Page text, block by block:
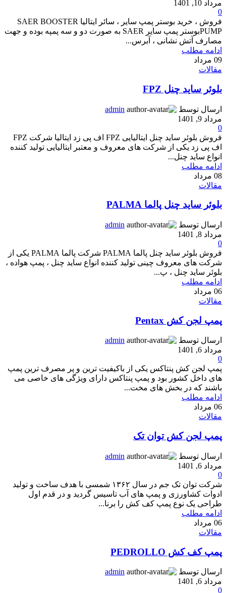
مرداد 10, 1401
0
فروش ، خرید بوستر پمپ سایر ، سائر ایتالیا SAER BOOSTER
PUMPبوستر پمپ سایر SAER به صورت دو و سه پمپه بوده و جهت
مصارف آتش نشانی ، آبرس...
ادامه مطلب
09 مرداد
مقالات
بلوئر ساید چنل FPZ
ارسال توسط
admin
مرداد 9, 1401
0
فروش بلوئر ساید چنل ایتالیایی FPZ اف پی زد ایتالیا شرکت FPZ
اف پی زد یکی از شرکت های معروف و معتبر ایتالیایی تولید کننده
انواع ساید چنل...
ادامه مطلب
08 مرداد
مقالات
بلوئر ساید چنل پالما PALMA
ارسال توسط
admin
مرداد 8, 1401
0
فروش بلوئر ساید چنل پالما PALMA شرکت پالما PALMA یکی از
شرکت های معروف چینی تولید کننده انواع ساید چنل ، پمپ هواده ،
بلوئر ساید چنل ، پ...
ادامه مطلب
06 مرداد
مقالات
پمپ لجن کش Pentax
ارسال توسط
admin
مرداد 6, 1401
0
پمپ لجن کش پنتاکس یکی از باکیفیت ترین و پر مصرف ترین پمپ
های داخل کشور بود و پمپ پنتاکس دارای ویژگی های خاصی می
باشند که در بخش های مخت...
ادامه مطلب
06 مرداد
مقالات
پمپ لجن کش توان تک
ارسال توسط
admin
مرداد 6, 1401
0
شرکت توان تک جم در سال ۱۳۶۲ شمسی با هدف ساخت و تولید
ادوات کشاورزی و پمپ های آب تاسیس گردید و در قدم اول
طراحی یک نوع پمپ کف کش را برنا...
ادامه مطلب
06 مرداد
مقالات
پمپ کف کش PEDROLLO
ارسال توسط
admin
مرداد 6, 1401
0